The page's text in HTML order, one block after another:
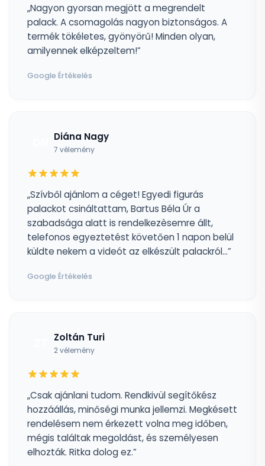
„Nagyon gyorsan megjött a megrendelt
palack. A csomagolás nagyon biztonságos. A
termék tökéletes, gyönyörű! Minden olyan,
amilyennek elképzeltem!”
Google Értékelés
Diána Nagy
7 vélemény
„Szívből ajánlom a céget! Egyedi figurás
palackot csináltattam, Bartus Béla Úr a
szabadsága alatt is rendelkezèsemre állt,
telefonos egyeztetést követően 1 napon belül
küldte nekem a videót az elkészült palackról...”
Google Értékelés
Zoltán Turi
2 vélemény
„Csak ajánlani tudom. Rendkivül segítőkész
hozzáállás, minőségi munka jellemzi. Megkésett
rendelésem nem érkezett volna meg időben,
mégis találtak megoldást, és személyesen
elhozták. Ritka dolog ez.”